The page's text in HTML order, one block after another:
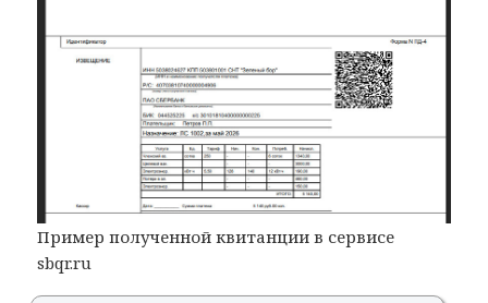
Пример полученной квитанции в сервисе
sbqr.ru